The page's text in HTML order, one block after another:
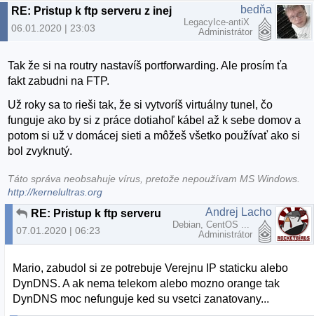
06.01.2020 | 23:03
bedňa
LegacyIce-antiX
Administrátor
Tak že si na routry nastavíš portforwarding. Ale prosím ťa
fakt zabudni na FTP.
Už roky sa to rieši tak, že si vytvoríš virtuálny tunel, čo
funguje ako by si z práce dotiahoľ kábel až k sebe domov a
potom si už v domácej sieti a môžeš všetko používať ako si
bol zvyknutý.
Táto správa neobsahuje vírus, pretože nepoužívam MS Windows.
http://kernelultras.org
07.01.2020 | 06:23
Andrej Lacho
Debian, CentOS ...
Administrátor
Mario, zabudol si ze potrebuje Verejnu IP staticku alebo
DynDNS. A ak nema telekom alebo mozno orange tak
DynDNS moc nefunguje ked su vsetci zanatovany...